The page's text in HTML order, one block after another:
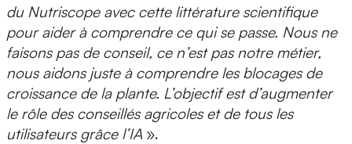
du Nutriscope avec cette littérature scientifique
pour aider à comprendre ce qui se passe. Nous ne
faisons pas de conseil, ce n’est pas notre métier,
nous aidons juste à comprendre les blocages de
croissancede la plante. L’objectif est d’augmenter
le rôle des conseillés agricoles et de tous les
utilisateurs grâce l’IA ».